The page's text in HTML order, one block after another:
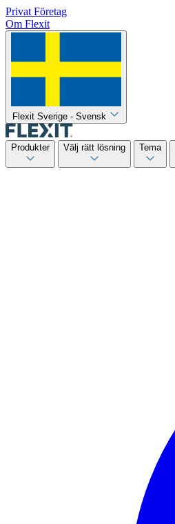
Privat Företag
Om Flexit
Flexit Sverige - Svensk
Produkter Välj rätt lösning Tema